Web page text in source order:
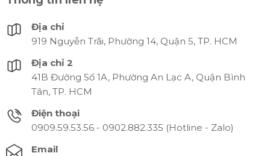
Địa chỉ
919 Nguyễn Trãi, Phường 14, Quận 5, TP. HCM
Địa chỉ 2
41B Đường Số 1A, Phường An Lạc A, Quận Bình
Tân, TP. HCM
Điện thoại
0909.59.53.56 - 0902.882.335 (Hotline - Zalo)
Email